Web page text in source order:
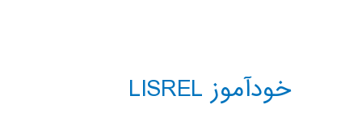
خودآموز LISREL